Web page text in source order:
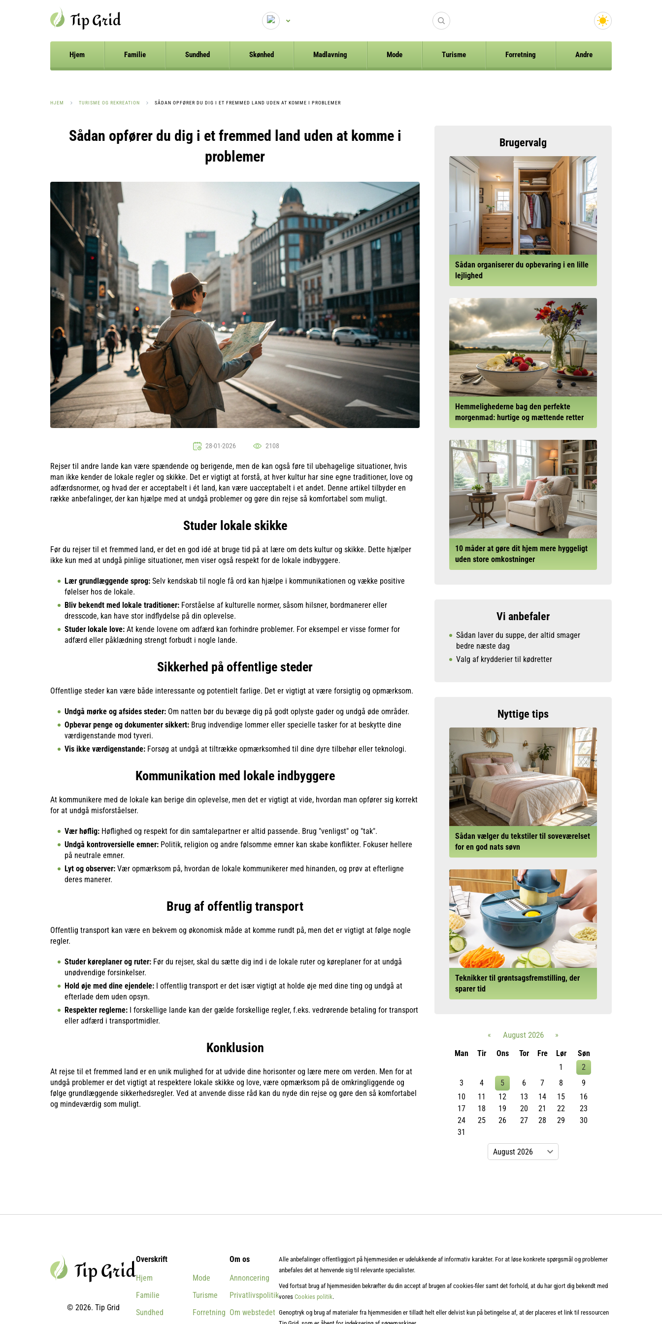
Hjem Familie Sundhed Skønhed Madlavning Mode Turisme Forretning Andre
HJEM TURISME OG REKREATION SÅDAN OPFØRER DU DIG I ET FREMMED LAND UDEN AT KOMME I PROBLEMER
Sådan opfører du dig i et fremmed land uden at komme i
problemer
28-01-2026 2108
Rejser til andre lande kan være spændende og berigende, men de kan også føre til ubehagelige situationer, hvis
man ikke kender de lokale regler og skikke. Det er vigtigt at forstå, at hver kultur har sine egne traditioner, love og
adfærdsnormer, og hvad der er acceptabelt i ét land, kan være uacceptabelt i et andet. Denne artikel tilbyder en
række anbefalinger, der kan hjælpe med at undgå problemer og gøre din rejse så komfortabel som muligt.
Studer lokale skikke
Før du rejser til et fremmed land, er det en god idé at bruge tid på at lære om dets kultur og skikke. Dette hjælper
ikke kun med at undgå pinlige situationer, men viser også respekt for de lokale indbyggere.
Lær grundlæggende sprog: Selv kendskab til nogle få ord kan hjælpe i kommunikationen og vække positive
følelser hos de lokale.
Bliv bekendt med lokale traditioner: Forståelse af kulturelle normer, såsom hilsner, bordmanerer eller
dresscode, kan have stor indflydelse på din oplevelse.
Studer lokale love: At kende lovene om adfærd kan forhindre problemer. For eksempel er visse former for
adfærd eller påklædning strengt forbudt i nogle lande.
Sikkerhed på offentlige steder
Offentlige steder kan være både interessante og potentielt farlige. Det er vigtigt at være forsigtig og opmærksom.
Undgå mørke og afsides steder: Om natten bør du bevæge dig på godt oplyste gader og undgå øde områder.
Opbevar penge og dokumenter sikkert: Brug indvendige lommer eller specielle tasker for at beskytte dine
værdigenstande mod tyveri.
Vis ikke værdigenstande: Forsøg at undgå at tiltrække opmærksomhed til dine dyre tilbehør eller teknologi.
Kommunikation med lokale indbyggere
At kommunikere med de lokale kan berige din oplevelse, men det er vigtigt at vide, hvordan man opfører sig korrekt
for at undgå misforståelser.
Vær høflig: Høflighed og respekt for din samtalepartner er altid passende. Brug "venligst" og "tak".
Undgå kontroversielle emner: Politik, religion og andre følsomme emner kan skabe konflikter. Fokuser hellere
på neutrale emner.
Lyt og observer: Vær opmærksom på, hvordan de lokale kommunikerer med hinanden, og prøv at efterligne
deres manerer.
Brug af offentlig transport
Offentlig transport kan være en bekvem og økonomisk måde at komme rundt på, men det er vigtigt at følge nogle
regler.
Studer køreplaner og ruter: Før du rejser, skal du sætte dig ind i de lokale ruter og køreplaner for at undgå
unødvendige forsinkelser.
Hold øje med dine ejendele: I offentlig transport er det især vigtigt at holde øje med dine ting og undgå at
efterlade dem uden opsyn.
Respekter reglerne: I forskellige lande kan der gælde forskellige regler, f.eks. vedrørende betaling for transport
eller adfærd i transportmidler.
Konklusion
At rejse til et fremmed land er en unik mulighed for at udvide dine horisonter og lære mere om verden. Men for at
undgå problemer er det vigtigt at respektere lokale skikke og love, være opmærksom på de omkringliggende og
følge grundlæggende sikkerhedsregler. Ved at anvende disse råd kan du nyde din rejse og gøre den så komfortabel
og mindeværdig som muligt.
Brugervalg
Sådan organiserer du opbevaring i en lille
lejlighed
Hemmelighederne bag den perfekte
morgenmad: hurtige og mættende retter
10 måder at gøre dit hjem mere hyggeligt
uden store omkostninger
Vi anbefaler
Sådan laver du suppe, der altid smager
bedre næste dag
Valg af krydderier til kødretter
Nyttige tips
Sådan vælger du tekstiler til soveværelset
for en god nats søvn
Teknikker til grøntsagsfremstilling, der
sparer tid
« August 2026
»
Man
Tir Ons Tor Fre Lør
Søn
1
2
3
4 5 6 7 8
9
10
11 12 13 14 15
16
17
18 19 20 21 22
23
24
25 26 27 28 29
30
31
© 2026. Tip Grid
Overskrift
Hjem
Familie
Sundhed
Mode
Turisme
Forretning
Om os
Annoncering
Privatlivspolitik
Om webstedet
Alle anbefalinger offentliggjort på hjemmesiden er udelukkende af informativ karakter. For at løse konkrete spørgsmål og problemer
anbefales det at henvende sig til relevante specialister.
Ved fortsat brug af hjemmesiden bekræfter du din accept af brugen af cookies-filer samt det forhold, at du har gjort dig bekendt med
vores Cookies politik.
Genoptryk og brug af materialer fra hjemmesiden er tilladt helt eller delvist kun på betingelse af, at der placeres et link til ressourcen